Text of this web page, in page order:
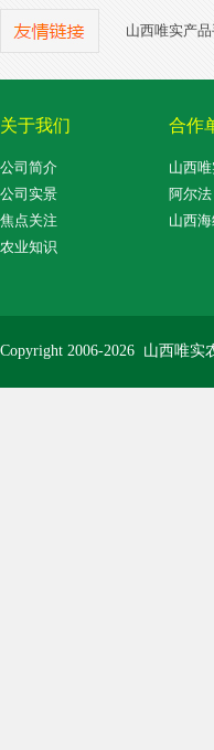
山西唯实产
关于我们 合作
公司简介
公司实景
焦点关注
农业知识
山西
阿尔
山西
Copyright 2006-2026 山西唯实